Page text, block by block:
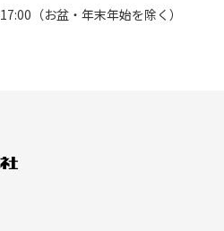
（お盆・年末年始を除く）